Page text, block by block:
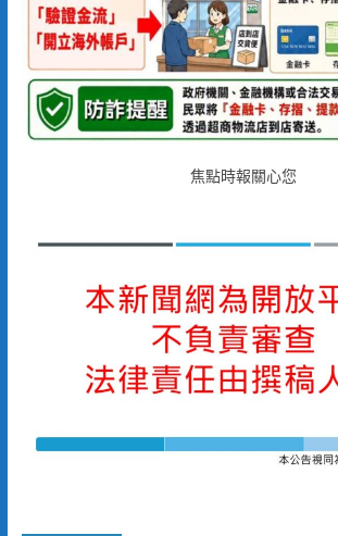
焦點時報關心您